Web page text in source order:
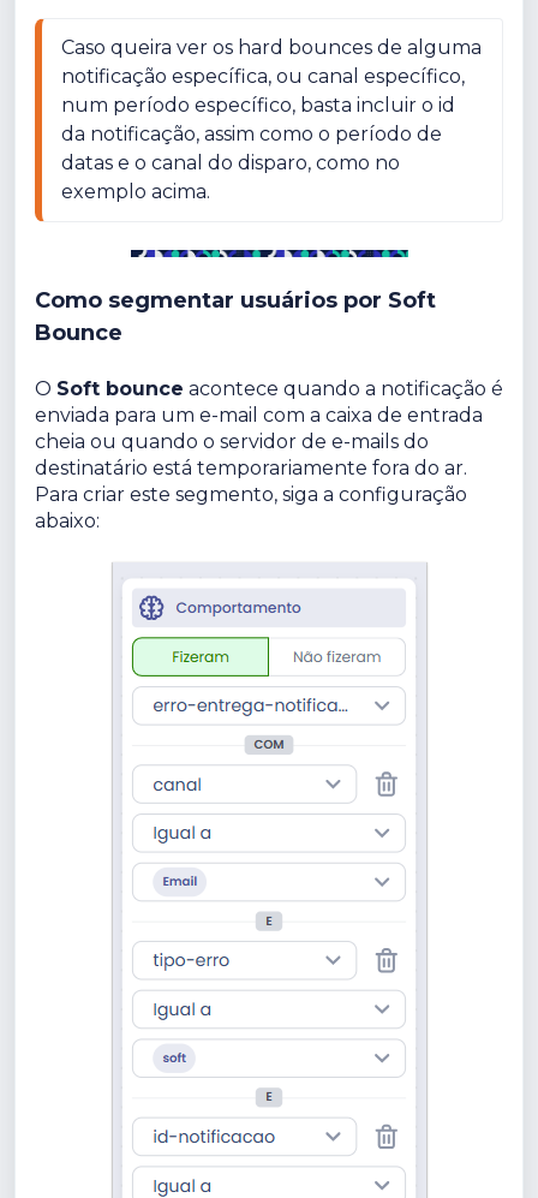
Caso queira ver os hard bounces de alguma
notificação específica, ou canal específico,
num período específico, basta incluir o id
da notificação, assim como o período de
datas e o canal do disparo, como no
Como segmentar usuários por Soft
Bounce
O Soft bounce acontece quando a notificação é
enviada para um e-mail com a caixa de entrada
cheia ou quando o servidor de e-mails do
destinatário está temporariamente fora do ar.
Para criar este segmento, siga a configuração
abaixo: